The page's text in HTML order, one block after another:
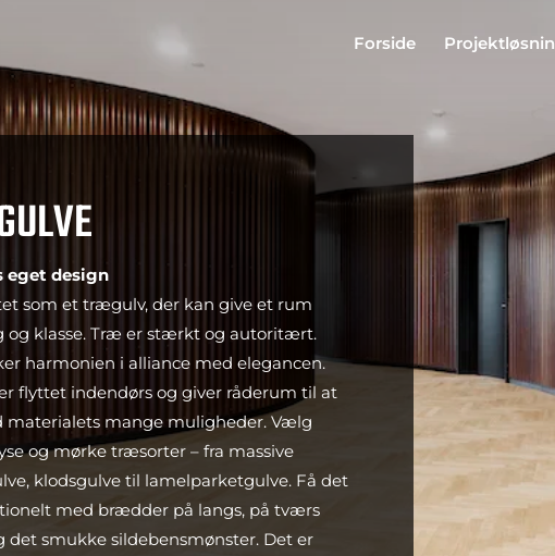
Forside
eget design
som et trægulv, der kan give et rum
og klasse. Træ er stærkt og autoritært.
harmonien i alliance med elegancen.
flyttet indendørs og giver råderum til at
materialets mange muligheder. Vælg
og mørke træsorter – fra massive
klodsgulve til lamelparketgulve. Få det
med brædder på langs, på tværs
det smukke sildebensmønster. Det er